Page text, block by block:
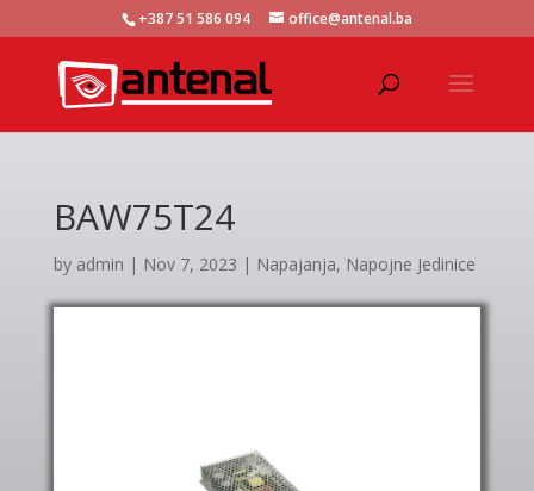
+387 51 586 094 office@antenal.ba
BAW75T24
by admin | Nov 7, 2023 | Napajanja, Napojne Jedinice